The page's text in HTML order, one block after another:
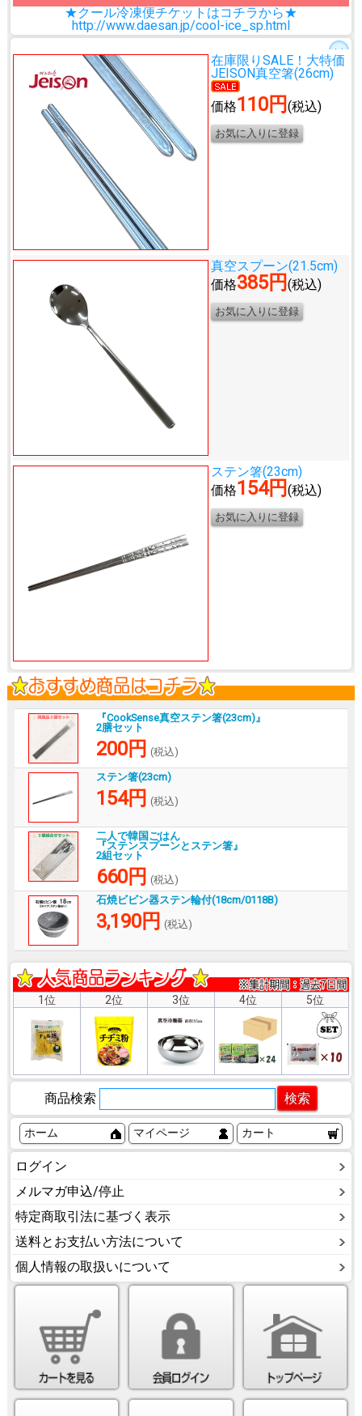
★クール冷凍便チケットはコチラから★
http://www.daesan.jp/cool-ice_sp.html
在庫限りSALE！大特価
JEISON真空箸(26cm)
価格110円 (税込)
真空スプーン(21.5cm)
価格385円 (税込)
ステン箸(23cm)
価格154円 (税込)
『CookSense真空ステン箸(23cm)』
2膳セット
200円 (税込)
ステン箸(23cm)
154円 (税込)
二人で韓国ごはん
『ステンスプーンとステン箸』
2組セット
660円 (税込)
石焼ビビン器ステン輪付(18cm/0118B)
3,190円 (税込)
1位 2位 3位 4位 5位
商品検索
ホーム マイページ カート
ログイン
メルマガ申込/停止
特定商取引法に基づく表示
送料とお支払い方法について
個人情報の取扱いについて